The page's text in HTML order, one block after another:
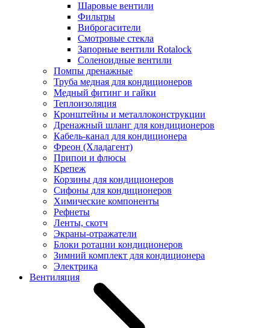
Шаровые вентили
Фильтры
Виброгасители
Смотровые стекла
Запорные вентили Rotalock
Соленоидные вентили
Помпы дренажные
Труба медная для кондиционеров
Медный фитинг и гайки
Теплоизоляция
Кронштейны и металлоконструкции
Дренажный шланг для кондиционеров
Кабель-канал для кондиционера
Фреон (Хладагент)
Припои и флюсы
Крепеж
Корзины для кондиционеров
Сифоны для кондиционеров
Химические компоненты
Рефнеты
Ленты, скотч
Экраны-отражатели
Блоки ротации кондиционеров
Зимний комплект для кондиционера
Электрика
Вентиляция